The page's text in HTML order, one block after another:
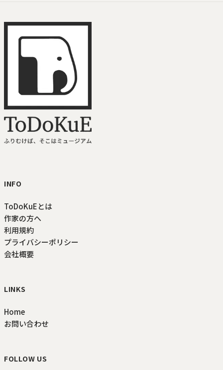
INFO
ToDoKuEとは
作家の方へ
利用規約
プライバシーポリシー
会社概要
LINKS
Home
お問い合わせ
FOLLOW US